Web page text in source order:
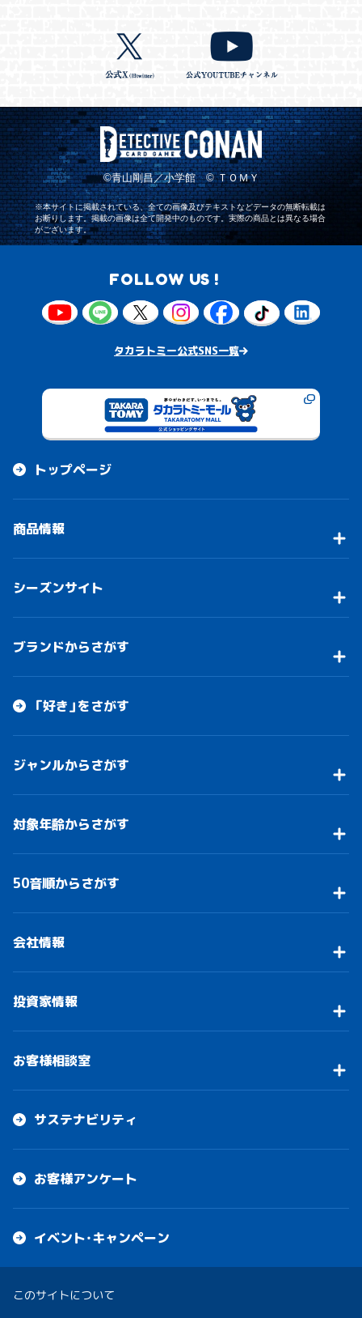
©青山剛昌／小学館 © ＴＯＭＹ
※本サイトに掲載されている、全ての画像及びテキストなどデータの無断転載は
お断りします。掲載の画像は全て開発中のものです。実際の商品とは異なる場合
がございます。
FOLLOW US !
タカラトミー公式SNS一覧
トップページ
商品情報
シーズンサイト
ブランドからさがす
「好き」をさがす
ジャンルからさがす
対象年齢からさがす
50音順からさがす
会社情報
投資家情報
お客様相談室
サステナビリティ
お客様アンケート
イベント・キャンペーン
このサイトについて